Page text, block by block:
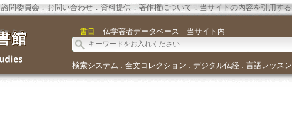
諮問委員会． お問い合わせ． 資料提供． 著作権について．当サイトの内容を引用する
｜ 書目 ｜ 仏学著者データベース ｜ 当サイト内 ｜
検索システム ． 全文コレクション ． デジタル仏経． 言語レッスン